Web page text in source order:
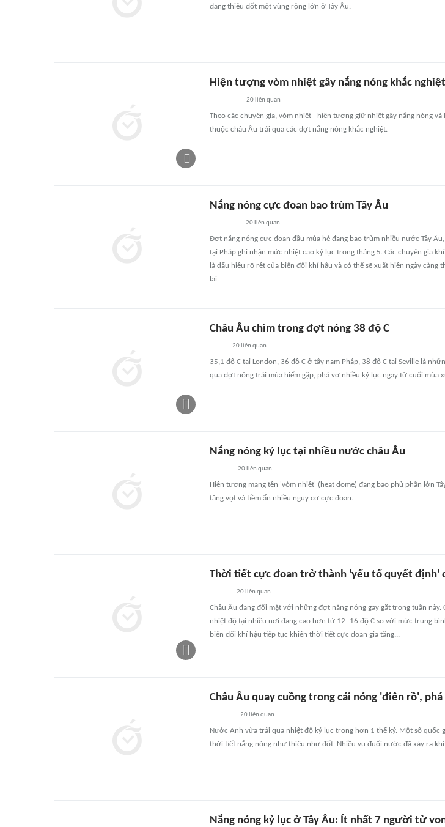
đang thiêu đốt một vùng rộng lớn ở Tây Âu.
Hiện tượng vòm nhiệt gây nắng nóng khắc
20 liên quan
Theo các chuyên gia, vòm nhiệt - hiện tượng giữ nhiệt gây nắng nóng
thuộc châu Âu trải qua các đợt nắng nóng khắc nghiệt.
Nắng nóng cực đoan bao trùm Tây Âu
20 liên quan
Đợt nắng nóng cực đoan đầu mùa hè đang bao trùm nhiều nước Tây
tại Pháp ghi nhận mức nhiệt cao kỷ lục trong tháng 5. Các chuyên gia
là dấu hiệu rõ rệt của biến đổi khí hậu và có thể sẽ xuất hiện ngày
lai.
Châu Âu chìm trong đợt nóng 38 độ C
20liên quan
35,1 độ C tại London, 36 độ C ở tây nam Pháp, 38 độ C tại Seville là
qua đợt nóng trái mùa hiếm gặp, phá vỡ nhiều kỷ lục ngay từ cuối mùa
Nắng nóng kỷ lục tại nhiều nước châu Âu
20liên quan
Hiện tượng mang tên 'vòm nhiệt' (heat dome) đang bao phủ phần lớn
tăng vọt và tiềm ẩn nhiều nguy cơ cực đoan.
Thời tiết cực đoan trở thành 'yếu tố quyết định'
20 liên quan
Châu Âu đang đối mặt với những đợt nắng nóng gay gắt trong tuần này.
nhiệt độ tại nhiều nơi đang cao hơn từ 12 -16 độ C so với mức trung
biến đổi khí hậu tiếp tục khiến thời tiết cực đoan gia tăng...
Châu Âu quay cuồng trong cái nóng 'điên rồ',
20liên quan
Nước Anh vừa trải qua nhiệt độ kỷ lục trong hơn 1 thế kỷ. Một số quốc
thời tiết nắng nóng như thiêu như đốt. Nhiều vụ đuối nước đã xảy ra
Nắng nóng kỷ lục ở Tây Âu: Ít nhất 7 người tử